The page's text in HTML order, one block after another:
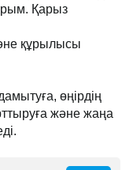
Қарыз
құрылысы
өңірдің
және жаңа